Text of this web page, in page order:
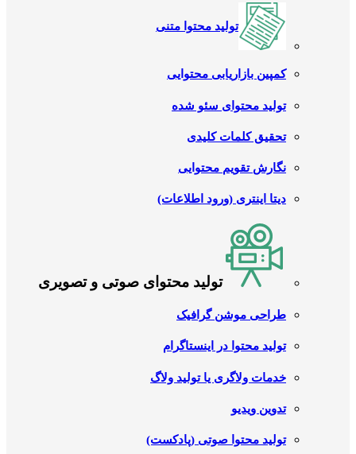
تولید محتوا متنی
کمپین بازاریابی محتوایی
تولید محتوای سئو شده
تحقیق کلمات کلیدی
نگارش تقویم محتوایی
دیتا اینتری (ورود اطلاعات)
تولید محتوای صوتی و تصویری
طراحی موشن گرافیک
تولید محتوا در اینستاگرام
خدمات ولاگری یا تولید ولاگ
تدوین ویدیو
تولید محتوا صوتی (پادکست)